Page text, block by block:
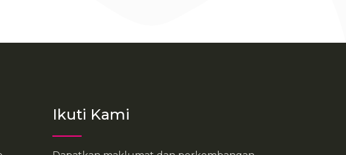
Ikuti Kami